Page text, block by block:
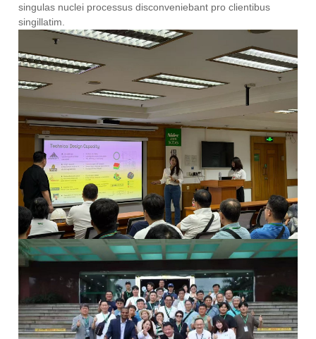
singulas nuclei processus disconveniebant pro clientibus
singillatim.